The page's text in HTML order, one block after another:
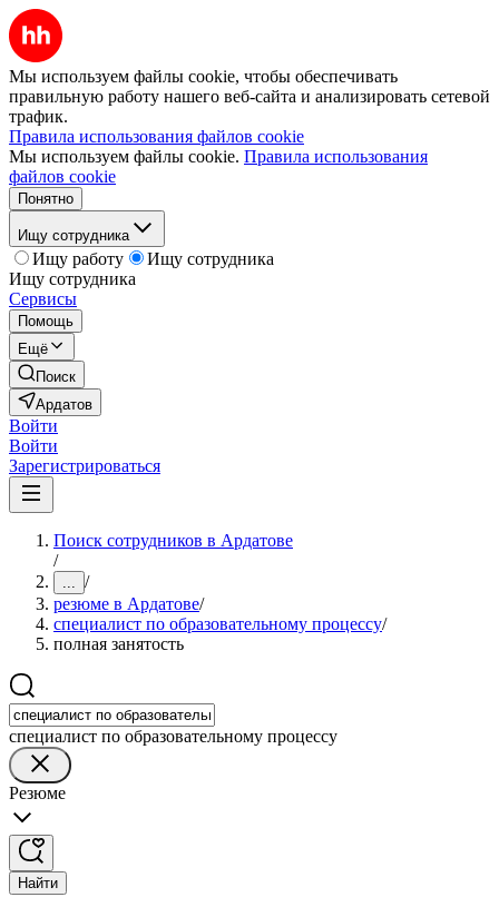
Мы используем файлы cookie, чтобы обеспечивать
правильную работу нашего веб-сайта и анализировать сетевой
трафик.
Правила использования файлов cookie
Мы используем файлы cookie. Правила использования
файлов cookie
Понятно
Ищу сотрудника
Ищу работу
Ищу сотрудника
Ищу сотрудника
Сервисы
Помощь
Ещё
Поиск
Ардатов
Войти
Войти
Зарегистрироваться
Поиск сотрудников в Ардатове
/
... /
резюме в Ардатове/
специалист по образовательному процессу/
полная занятость
специалист по образовательному процессу
Резюме
Найти